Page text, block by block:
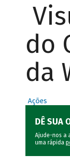
do
da
Ações
DÊ SUA
Ajude-nos a
uma rápida